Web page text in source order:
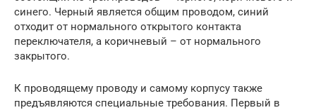
синего. Черный является общим проводом, синий
отходит от нормального открытого контакта
переключателя, а коричневый – от нормального
закрытого.
К проводящему проводу и самому корпусу также
предъявляются специальные требования. Первый в